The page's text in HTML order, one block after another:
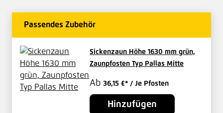
Passendes Zubehör
Sickenzaun Höhe 1630 mm grün,
Zaunpfosten Typ Pallas Mitte
Ab 36,15 €* / Je Pfosten
Hinzufügen